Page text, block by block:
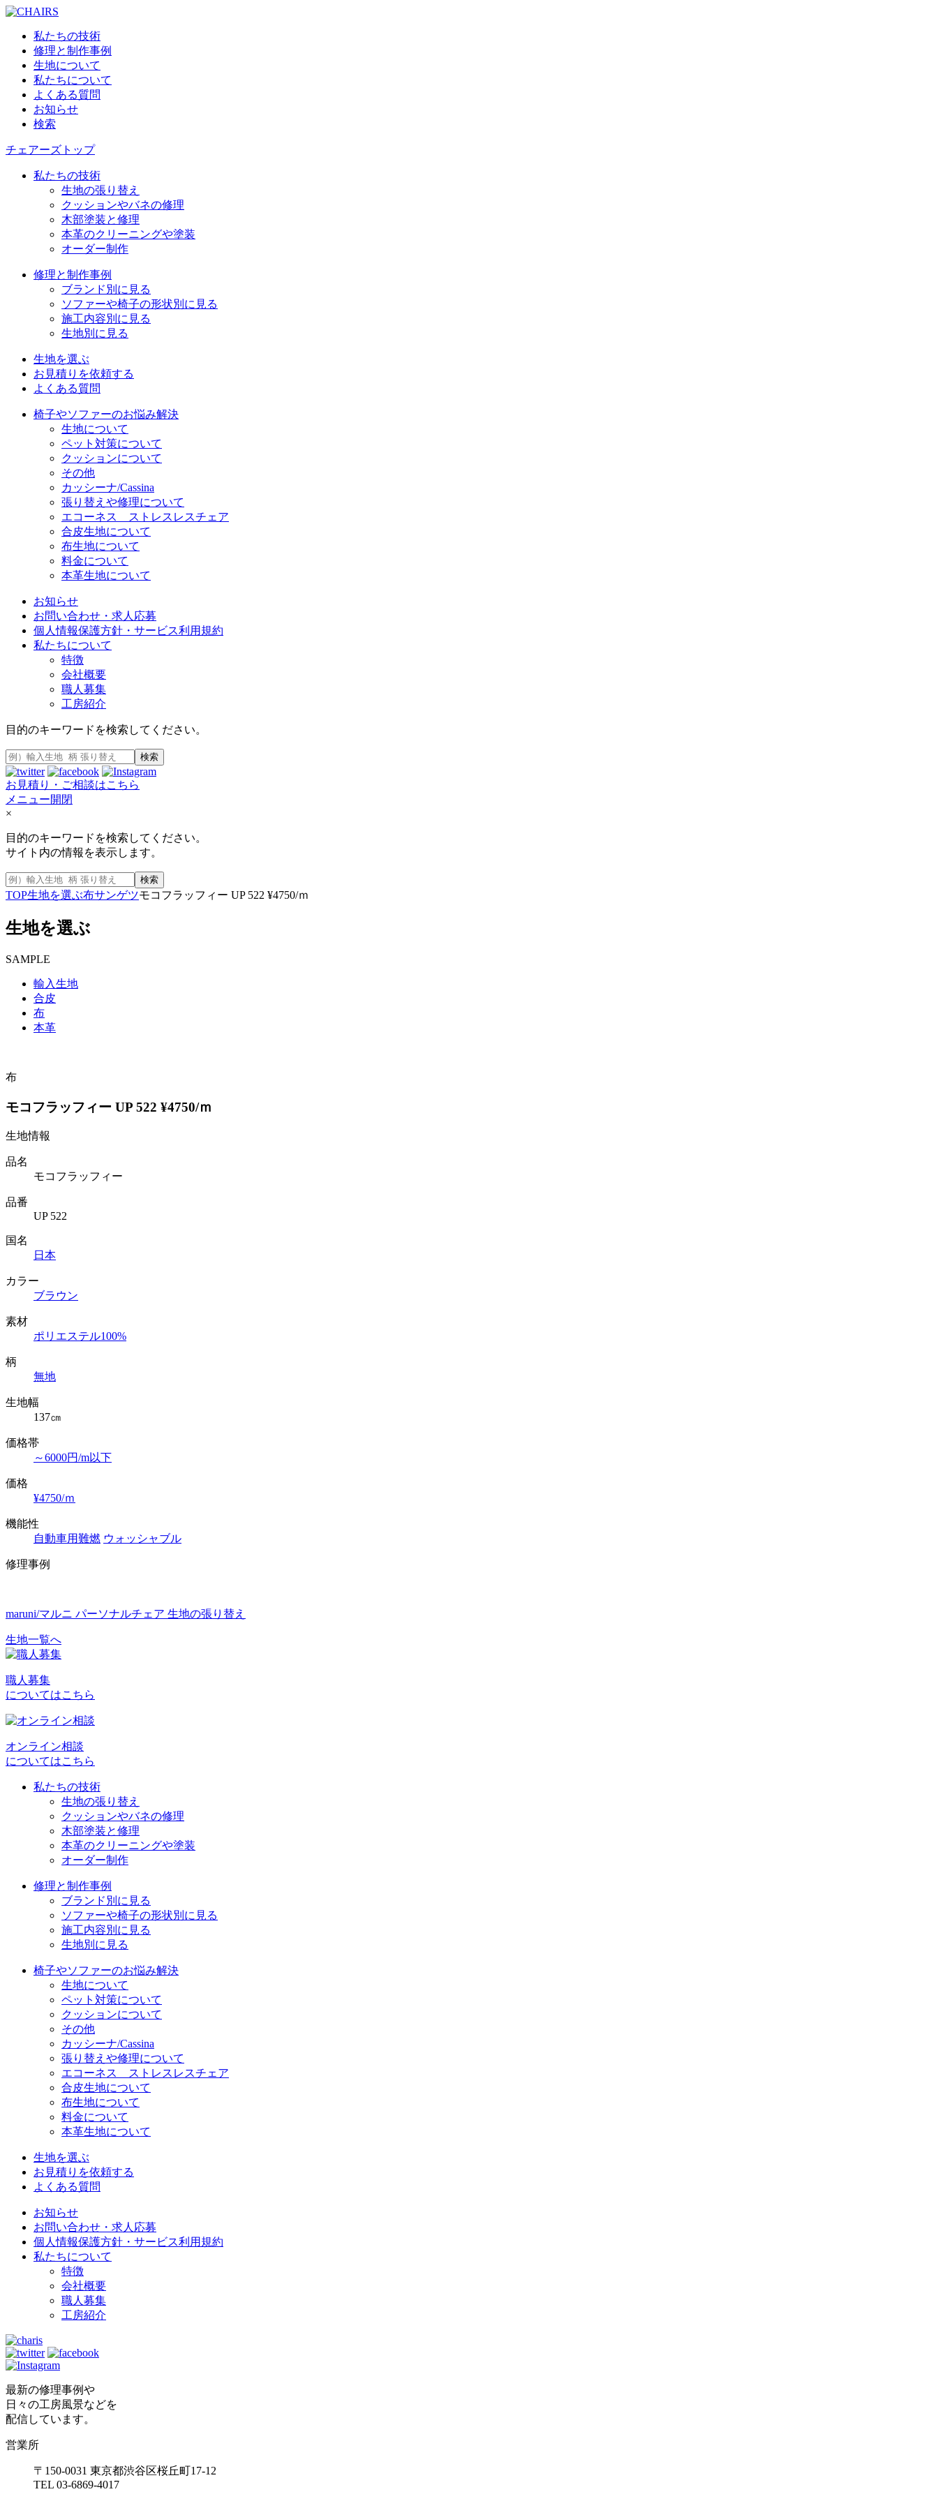
私たちの技術
修理と制作事例
生地について
私たちについて
よくある質問
お知らせ
検索
チェアーズトップ
私たちの技術
生地の張り替え
クッションやバネの修理
木部塗装と修理
本革のクリーニングや塗装
オーダー制作
修理と制作事例
ブランド別に見る
ソファーや椅子の形状別に見る
施工内容別に見る
生地別に見る
生地を選ぶ
お見積りを依頼する
よくある質問
椅子やソファーのお悩み解決
生地について
ペット対策について
クッションについて
その他
カッシーナ/Cassina
張り替えや修理について
エコーネス ストレスレスチェア
合皮生地について
布生地について
料金について
本革生地について
お知らせ
お問い合わせ・求人応募
個人情報保護方針・サービス利用規約
私たちについて
特徴
会社概要
職人募集
工房紹介
目的のキーワードを検索してください。
検索
お見積り・ご相談はこちら
メニュー開閉
×
目的のキーワードを検索してください。
サイト内の情報を表示します。
検索
TOP生地を選ぶ布サンゲツモコフラッフィー UP 522 ¥4750/ｍ
生地を選ぶ
SAMPLE
輸入生地
合皮
布
本革
布
モコフラッフィー UP 522 ¥4750/ｍ
生地情報
品名
モコフラッフィー
品番
UP 522
国名
日本
カラー
ブラウン
素材
ポリエステル100%
柄
無地
生地幅
137㎝
価格帯
～6000円/m以下
価格
¥4750/ｍ
機能性
自動車用難燃 ウォッシャブル
修理事例
maruni/マルニ パーソナルチェア 生地の張り替え
投
ナ
ビ
ー
生地一覧へ
職人募集
についてはこちら
オンライン相談
についてはこちら
私たちの技術
生地の張り替え
クッションやバネの修理
木部塗装と修理
本革のクリーニングや塗装
オーダー制作
修理と制作事例
ブランド別に見る
ソファーや椅子の形状別に見る
施工内容別に見る
生地別に見る
椅子やソファーのお悩み解決
生地について
ペット対策について
クッションについて
その他
カッシーナ/Cassina
張り替えや修理について
エコーネス ストレスレスチェア
合皮生地について
布生地について
料金について
本革生地について
生地を選ぶ
お見積りを依頼する
よくある質問
お知らせ
お問い合わせ・求人応募
個人情報保護方針・サービス利用規約
私たちについて
特徴
会社概要
職人募集
工房紹介
最新の修理事例や
日々の工房風景などを
配信しています。
営業所
〒150-0031 東京都渋谷区桜丘町17-12
TEL 03-6869-4017